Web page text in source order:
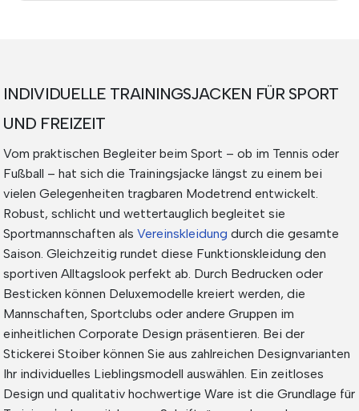
INDIVIDUELLE TRAININGSJACKEN FÜR SPORT
UND FREIZEIT
Vom praktischen Begleiter beim Sport – ob im Tennis oder
Fußball – hat sich die Trainingsjacke längst zu einem bei
vielen Gelegenheiten tragbaren Modetrend entwickelt.
Robust, schlicht und wettertauglich begleitet sie
Sportmannschaften als Vereinskleidung durch die gesamte
Saison. Gleichzeitig rundet diese Funktionskleidung den
sportiven Alltagslook perfekt ab. Durch Bedrucken oder
Besticken können Deluxemodelle kreiert werden, die
Mannschaften, Sportclubs oder andere Gruppen im
einheitlichen Corporate Design präsentieren. Bei der
Stickerei Stoiber können Sie aus zahlreichen Designvarianten
Ihr individuelles Lieblingsmodell auswählen. Ein zeitloses
Design und qualitativ hochwertige Ware ist die Grundlage für